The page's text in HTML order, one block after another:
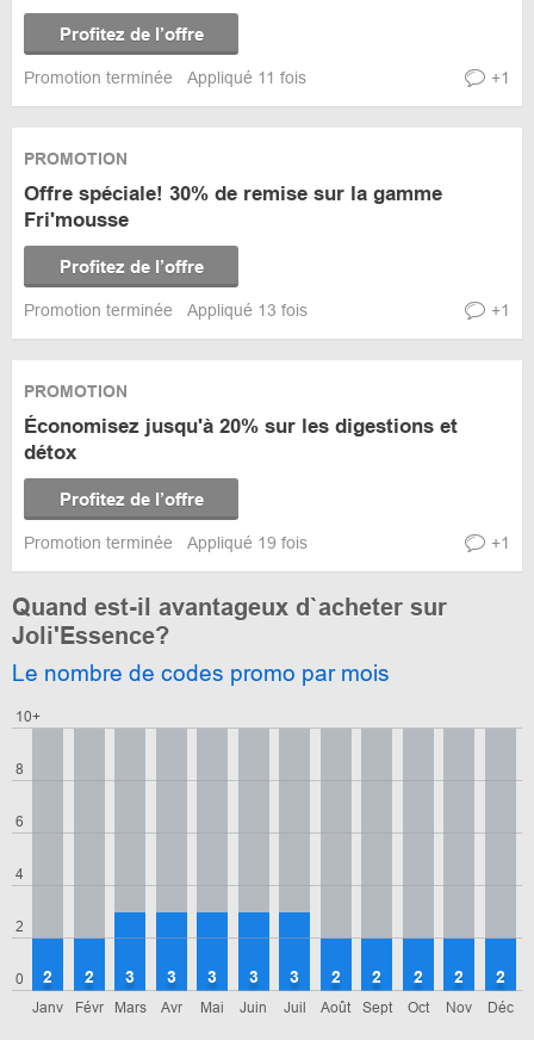
Profitez de l’offre
Promotion terminée Appliqué 11 fois +1
PROMOTION
Offre spéciale! 30% de remise sur la gamme
Fri'mousse
Profitez de l’offre
Promotion terminée Appliqué 13 fois +1
PROMOTION
Économisez jusqu'à 20% sur les digestions et
détox
Profitez de l’offre
Promotion terminée Appliqué 19 fois +1
Quand est-il avantageux d`acheter sur
Joli'Essence?
Le nombre de codes promo par mois
0
2
4
6
8
10+
Janv
2
Févr
2
Mars
3
Avr
3
Mai
3
Juin
3
Juil
3
Août
2
Sept
2
Oct
2
Nov
2
Déc
2